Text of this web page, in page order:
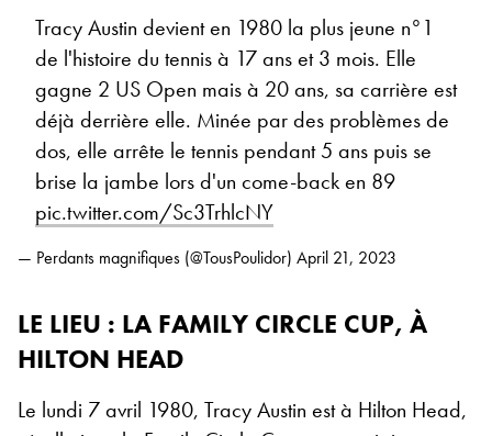
Tracy Austin devient en 1980 la plus jeune n°1
de l'histoire du tennis à 17 ans et 3 mois. Elle
gagne 2 US Open mais à 20 ans, sa carrière est
déjà derrière elle. Minée par des problèmes de
dos, elle arrête le tennis pendant 5 ans puis se
brise la jambe lors d'un come-back en 89
pic.twitter.com/Sc3TrhlcNY
— Perdants magnifiques (@TousPoulidor) April 21, 2023
LE LIEU : LA FAMILY CIRCLE CUP, À
HILTON HEAD
Le lundi 7 avril 1980, Tracy Austin est à Hilton Head,